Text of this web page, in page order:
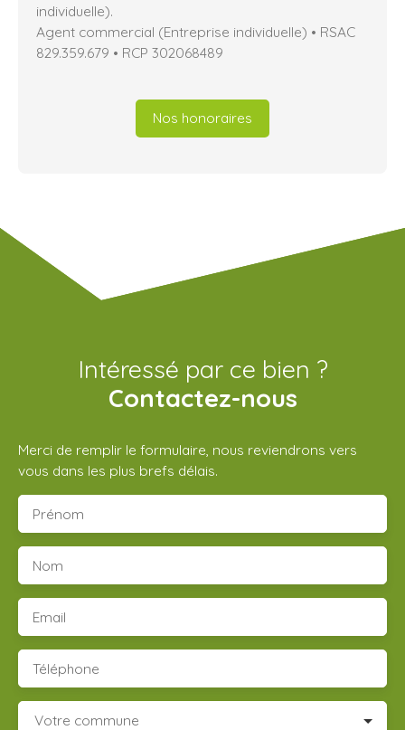
individuelle).
Agent commercial (Entreprise individuelle) • RSAC
829.359.679 • RCP 302068489
Nos honoraires
Intéressé par ce bien ?
Contactez-nous
Merci de remplir le formulaire, nous reviendrons vers
vous dans les plus brefs délais.
Prénom
Nom
Email
Téléphone
Votre commune